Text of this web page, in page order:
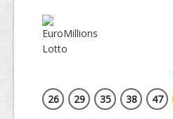
26
29 35 38 47